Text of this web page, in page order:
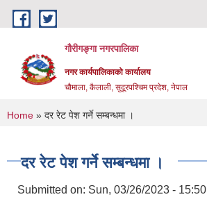
Skip to main content
गौरीगङ्गा नगरपालिका
नगर कार्यपालिकाको कार्यालय
चौमाला, कैलाली, सुदूरपश्चिम प्रदेश, नेपाल
You are here
Home » दर रेट पेश गर्ने सम्बन्धमा ।
दर रेट पेश गर्ने सम्बन्धमा ।
Submitted on: Sun, 03/26/2023 - 15:50